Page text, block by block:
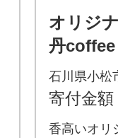
オリジ
丹
00g×3
木西圓寺
石川県小松
寄付金額
香高いオリ